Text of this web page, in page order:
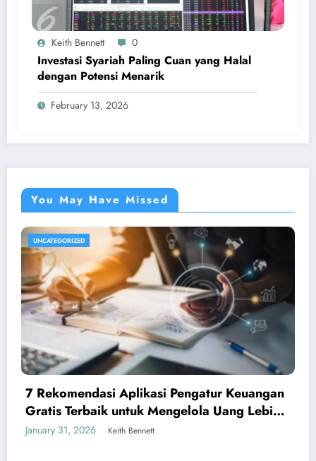
Keith Bennett 0
Investasi Syariah Paling Cuan yang Halal
dengan Potensi Menarik
February 13, 2026
You May Have Missed
UNCATEGORIZED
7 Rekomendasi Aplikasi Pengatur Keuangan
Gratis Terbaik untuk Mengelola Uang Lebih
Cerdas
January 31, 2026 Keith Bennett